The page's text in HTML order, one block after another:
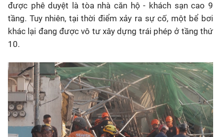
được phê duyệt là tòa nhà căn hộ - khách sạn cao 9
tầng. Tuy nhiên, tại thời điểm xảy ra sự cố, một bể bơi
khác lại đang được vô tư xây dựng trái phép ở tầng thứ
10.